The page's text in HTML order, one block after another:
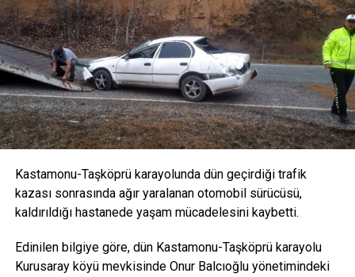
Kastamonu-Taşköprü karayolunda dün geçirdiği trafik
kazası sonrasında ağır yaralanan otomobil sürücüsü,
kaldırıldığı hastanede yaşam mücadelesini kaybetti.
Edinilen bilgiye göre, dün Kastamonu-Taşköprü karayolu
Kurusaray köyü mevkisinde Onur Balcıoğlu yönetimindeki